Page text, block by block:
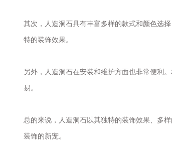
其次，人造洞石具有丰富多样的款式和颜色选
特的装饰效果。
另外，人造洞石在安装和维护方面也非常便利
易。
总的来说，人造洞石以其独特的装饰效果、多
装饰的新宠。